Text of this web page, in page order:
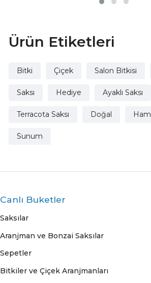
Ürün Etiketleri
Bitki Çiçek Salon Bitkisi
Saksı Hediye Ayaklı Saksı
Terracota Saksı Doğal Ham
Sunum
Canlı Buketler
Saksılar
Aranjman ve Bonzai Saksılar
Sepetler
Bitkiler ve Çiçek Aranjmanları